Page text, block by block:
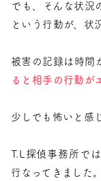
でも、そんな状況
という行動が、状
被害の記録は時間
ると相手の行動が
少しでも怖いと感
T.L探偵事務所で
行なってきました。